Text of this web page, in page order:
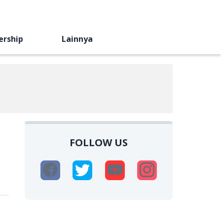
Lainnya
FOLLOW US